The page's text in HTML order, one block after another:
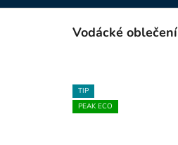
Vodácké oblečení
TIP
PEAK ECO